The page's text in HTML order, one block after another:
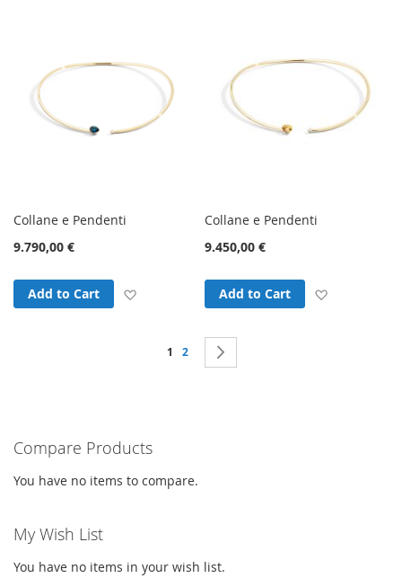
Collane e Pendenti
9.790,00 €
Add to Cart Add to Wish List
Collane e Pendenti
9.450,00 €
Add to Cart
Page
You're currently reading page
1 Page
2
Compare Products
You have no items to compare.
My Wish List
You have no items in your wish list.